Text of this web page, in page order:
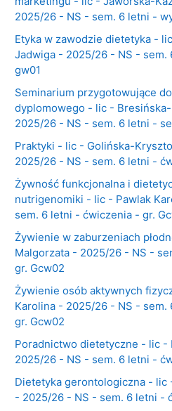
2025/26 - NS - sem. 6 letni -
Etyka w zawodzie dietetyka -
Jadwiga - 2025/26 - NS - sem.
gw01
Seminarium przygotowujące
dyplomowego - lic -
2025/26 - NS - sem. 6 letni -
Praktyki - lic - Golińska-
2025/26 - NS - sem. 6 letni -
Żywność funkcjonalna i
nutrigenomiki - lic - Pawlak
sem. 6 letni - ćwiczenia - gr.
Żywienie w zaburzeniach
Malgorzata - 2025/26 - NS -
gr. Gcw02
Żywienie osób aktywnych
Karolina - 2025/26 - NS -
gr. Gcw02
Poradnictwo dietetyczne - lic -
2025/26 - NS - sem. 6 letni -
Dietetyka gerontologiczna - lic
- 2025/26 - NS - sem. 6 letni -